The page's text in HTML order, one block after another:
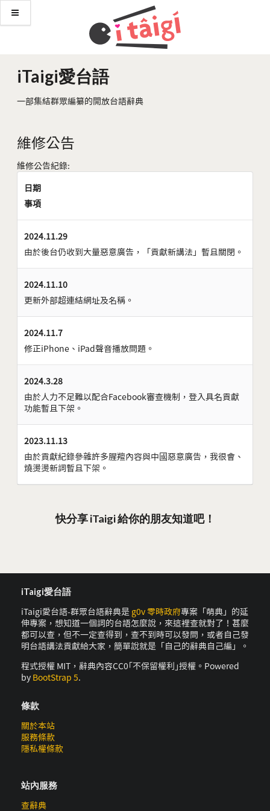
iTaigi愛台語
一部集結群眾編纂的開放台語辭典
維修公告
維修公告紀錄:
日期
事項
2024.11.29
由於後台仍收到大量惡意廣告，「貢獻新講法」暫且關閉。
2024.11.10
更新外部超連結網址及名稱。
2024.11.7
修正iPhone、iPad聲音播放問題。
2024.3.28
由於人力不足難以配合Facebook審查機制，登入具名貢獻
功能暫且下架。
2023.11.13
由於貢獻紀錄參雜許多腥羶內容與中國惡意廣告，我很會、
燒燙燙新詞暫且下架。
快分享 iTaigi 給你的朋友知道吧！
iTaigi愛台語
iTaigi愛台語-群眾台語辭典是 g0v 零時政府專案「萌典」的延
伸專案，想知道一個詞的台語怎麼說，來這裡查就對了！甚麼
都可以查，但不一定查得到，查不到時可以發問，或者自己發
明台語講法貢獻給大家，簡單說就是「自己的辭典自己編」。
程式授權 MIT，辭典內容CC0｢不保留權利｣授權。Powered
by BootStrap 5.
條款
關於本站
服務條款
隱私權條款
站內服務
查辭典